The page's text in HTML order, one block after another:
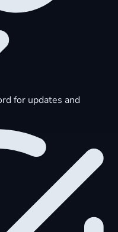
for updates and